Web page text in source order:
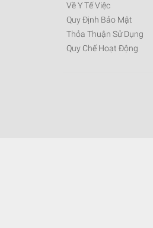
Về Y Tế Việc
Quy Định Bảo Mật
Thỏa Thuận Sử Dụng
Quy Chế Hoạt Động